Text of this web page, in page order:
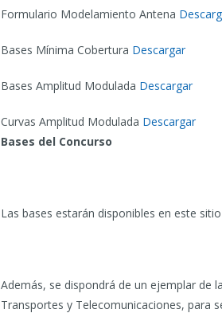
Formulario Modelamiento Antena
Bases Mínima Cobertura Descargar
Bases Amplitud Modulada Descargar
Curvas Amplitud Modulada Descargar
Bases del Concurso
Las bases estarán disponibles en este
Además, se dispondrá de un ejemplar de
Transportes y Telecomunicaciones, para